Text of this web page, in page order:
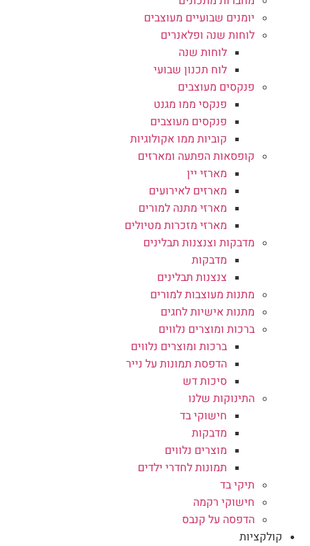
יומנים שבועיים מעוצבים
לוחות שנה ופלאנרים
לוחות שנה
לוח תכנון שבועי
פנקסים מעוצבים
פנקסי ממו מגנט
פנקסים מעוצבים
קוביות ממו אקולוגיות
קופסאות הפתעה ומארזים
מארזי יין
מארזים לאירועים
מארזי מתנה למורים
מארזי מזכרות מטיולים
מדבקות וצנצנות תבלינים
מדבקות
צנצנות תבלינים
מתנות מעוצבות למורים
מתנות אישיות לחגים
ברכות ומוצרים נלווים
ברכות ומוצרים נלווים
הדפסת תמונות על נייר
סיכות דש
התינוקות שלנו
חישוקי בד
מדבקות
מוצרים נלווים
תמונות לחדרי ילדים
תיקי בד
חישוקי רקמה
הדפסה על קנבס
קולקציות